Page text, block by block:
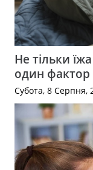
Не тільки
один фактор
Субота, 8 Серпня,